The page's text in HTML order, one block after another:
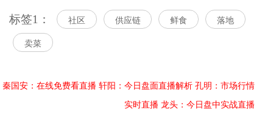
标签1： 社区 供应链 鲜食 落地
卖菜
秦国安：在线免费看直播 轩阳：今日盘面直播解析 孔明：市场行情
实时直播 龙头：今日盘中实战直播